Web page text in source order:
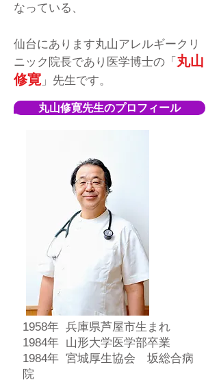
なっている、
仙台にあります丸山アレルギークリ
ニック院長であり医学博士の「 丸山
修寛」先生です。
丸山修寛先生のプロフィール
1958年 兵庫県芦屋市生まれ
1984年 山形大学医学部卒業
1984年 宮城厚生協会 坂総合病
院